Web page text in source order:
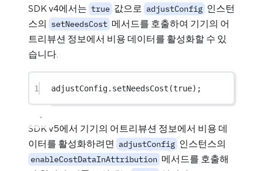
SDK v4에서는 true 값으로 adjustConfig 인스턴
스의 setNeedsCost 메서드를 호출하여 기기의 어
트리뷰션 정보에서 비용 데이터를 활성화할 수 있
습니다.
1 adjustConfig. setNeedsCost (true);
SDK v5에서 기기의 어트리뷰션 정보에서 비용 데
이터를 활성화하려면 adjustConfig 인스턴스의
enableCostDataInAttribution 메서드를 호출해